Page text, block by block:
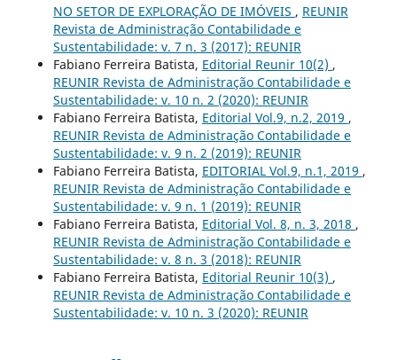
NO SETOR DE EXPLORAÇÃO DE IMÓVEIS , REUNIR
Revista de Administração Contabilidade e
Sustentabilidade: v. 7 n. 3 (2017): REUNIR
Fabiano Ferreira Batista, Editorial Reunir 10(2) ,
REUNIR Revista de Administração Contabilidade e
Sustentabilidade: v. 10 n. 2 (2020): REUNIR
Fabiano Ferreira Batista, Editorial Vol.9, n.2, 2019 ,
REUNIR Revista de Administração Contabilidade e
Sustentabilidade: v. 9 n. 2 (2019): REUNIR
Fabiano Ferreira Batista, EDITORIAL Vol.9, n.1, 2019 ,
REUNIR Revista de Administração Contabilidade e
Sustentabilidade: v. 9 n. 1 (2019): REUNIR
Fabiano Ferreira Batista, Editorial Vol. 8, n. 3, 2018 ,
REUNIR Revista de Administração Contabilidade e
Sustentabilidade: v. 8 n. 3 (2018): REUNIR
Fabiano Ferreira Batista, Editorial Reunir 10(3) ,
REUNIR Revista de Administração Contabilidade e
Sustentabilidade: v. 10 n. 3 (2020): REUNIR